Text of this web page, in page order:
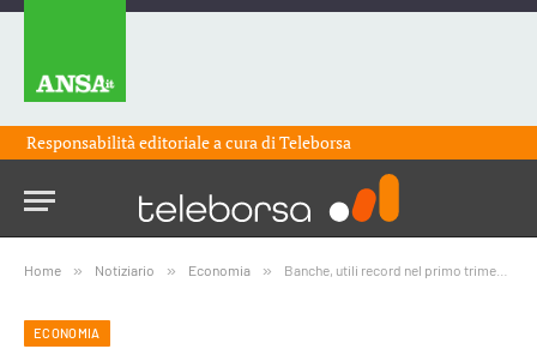
Responsabilità editoriale a cura diTeleborsa
Home » Notiziario » Economia » Banche, utili record nel primo trimestre ma calano occupazione e sportelli
ECONOMIA